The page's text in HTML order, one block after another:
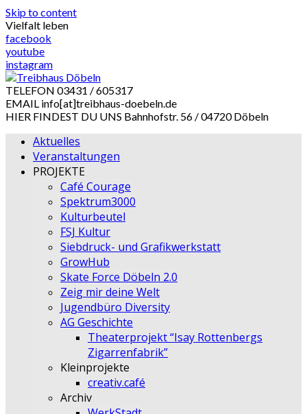
Skip to content
Vielfalt leben
facebook
youtube
instagram
TELEFON 03431 / 605317
EMAIL info[at]treibhaus-doebeln.de
HIER FINDEST DU UNS Bahnhofstr. 56 / 04720 Döbeln
Aktuelles
Veranstaltungen
PROJEKTE
Café Courage
Spektrum3000
Kulturbeutel
FSJ Kultur
Siebdruck- und Grafikwerkstatt
GrowHub
Skate Force Döbeln 2.0
Zeig mir deine Welt
Jugendbüro Diversity
AG Geschichte
Theaterprojekt “Isay Rottenbergs
Zigarrenfabrik”
Kleinprojekte
creativ.café
Archiv